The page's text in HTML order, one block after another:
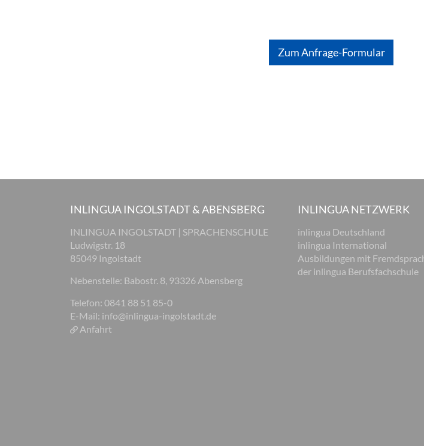
Zum Anfrage-Formular
INLINGUA INGOLSTADT & ABENSBERG
INLINGUA INGOLSTADT | SPRACHENSCHULE
Ludwigstr. 18
85049 Ingolstadt
Nebenstelle: Babostr. 8, 93326 Abensberg
Telefon: 0841 88 51 85-0
E-Mail: info@inlingua-ingolstadt.de
Anfahrt
INLINGUA NETZWERK
inlingua Deutschland
inlingua International
Ausbildungen mit
der inlingua Berufsfachschule